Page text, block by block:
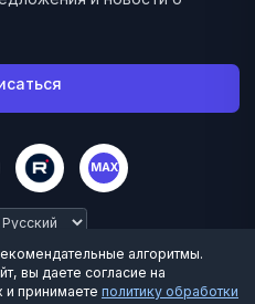
MAX
права защищены.
алгоритмы.
вы даете согласие на
и принимаете политику обработки